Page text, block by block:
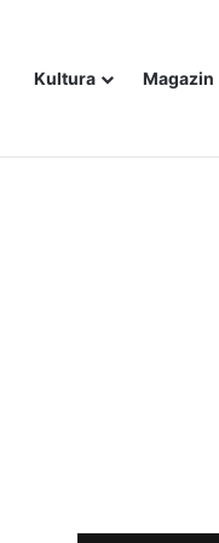
Kultura Magazin